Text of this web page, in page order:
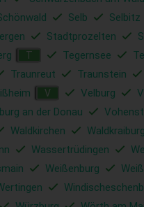
Selb Selbitz
Stadtprozelten
T Tegernsee
Traunreut Traunstein
V Velburg
an der Donau
Waldkirchen Waldkraiburg
Wassertrüdingen
Weißenburg